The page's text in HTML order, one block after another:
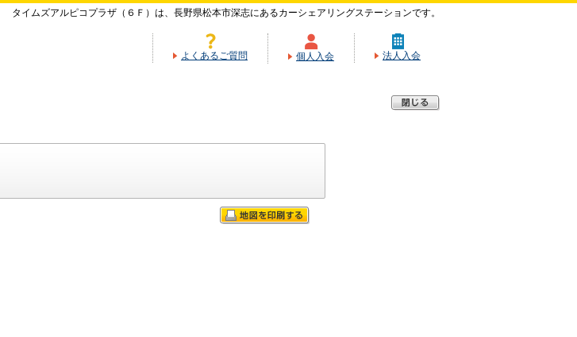
タイムズアルピコプラザ（６Ｆ）は、長野県松本市深志にあるカーシェアリングステーションです。
よくあるご質問 個人入会 法人入会